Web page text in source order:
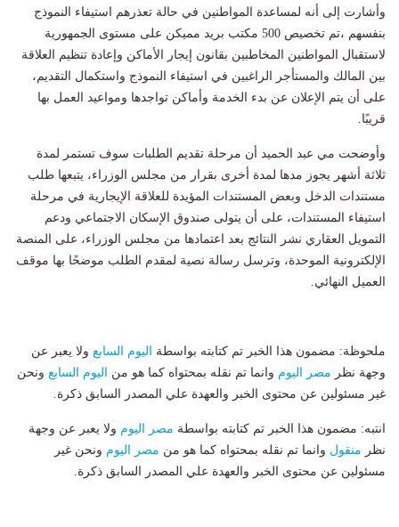
وأشارت إلى أنه لمساعدة المواطنين في حالة تعذرهم استيفاء النموذج
بنفسهم ،تم تخصيص 500 مكتب بريد مميكن على مستوى الجمهورية
لاستقبال المواطنين المخاطبين بقانون إيجار الأماكن وإعادة تنظيم العلاقة
بين المالك والمستأجر الراغبين في استيفاء النموذج واستكمال التقديم،
على أن يتم الإعلان عن بدء الخدمة وأماكن تواجدها ومواعيد العمل بها
قريبًا.
وأوضحت مي عبد الحميد أن مرحلة تقديم الطلبات سوف تستمر لمدة
ثلاثة أشهر يجوز مدها لمدة أخرى بقرار من مجلس الوزراء، يتبعها طلب
مستندات الدخل وبعض المستندات المؤيدة للعلاقة الإيجارية في مرحلة
استيفاء المستندات، على أن يتولى صندوق الإسكان الاجتماعي ودعم
التمويل العقاري نشر النتائج بعد اعتمادها من مجلس الوزراء، على المنصة
الإلكترونية الموحدة، وترسل رسالة نصية لمقدم الطلب موضحًا بها موقف
العميل النهائي.
ملحوظة: مضمون هذا الخبر تم كتابته بواسطة اليوم السابع ولا يعبر عن
وجهة نظر مصر اليوم وانما تم نقله بمحتواه كما هو من اليوم السابع ونحن
غير مسئولين عن محتوى الخبر والعهدة علي المصدر السابق ذكرة.
انتبه: مضمون هذا الخبر تم كتابته بواسطة مصر اليوم ولا يعبر عن وجهة
نظر منقول وانما تم نقله بمحتواه كما هو من مصر اليوم ونحن غير
مسئولين عن محتوى الخبر والعهدة علي المصدر السابق ذكرة.